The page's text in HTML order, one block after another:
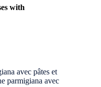
with
avec pâtes et
parmigiana avec